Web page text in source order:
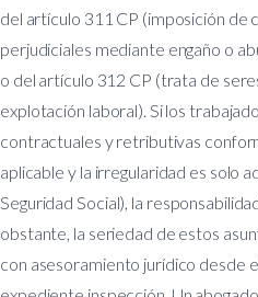
del artículo 311 CP (imposición de
perjudiciales mediante engaño o
o del artículo 312 CP (trata de
explotación laboral). Si los
contractuales y retributivas
aplicable y la irregularidad es solo
Seguridad Social), la
obstante, la seriedad de estos
con asesoramiento jurídico desde